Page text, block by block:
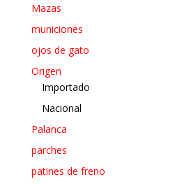
Mazas
municiones
ojos de gato
Origen
Importado
Nacional
Palanca
parches
patines de freno